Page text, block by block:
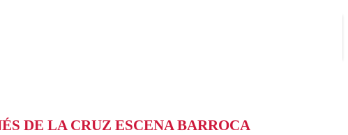
DE LA CRUZ ESCENA BARROCA